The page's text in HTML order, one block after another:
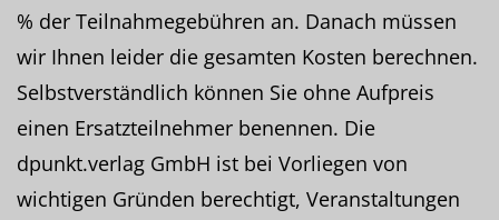
% der Teilnahmegebühren an. Danach müssen
wir Ihnen leider die gesamten Kosten berechnen.
Selbstverständlich können Sie ohne Aufpreis
einen Ersatzteilnehmer benennen. Die
dpunkt.verlag GmbH ist bei Vorliegen von
wichtigen Gründen berechtigt, Veranstaltungen